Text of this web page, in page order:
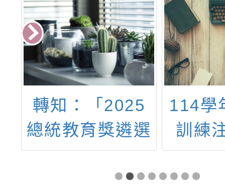
轉知：「2025
總統教育獎遴選
分組實施計畫」
114學
訓練